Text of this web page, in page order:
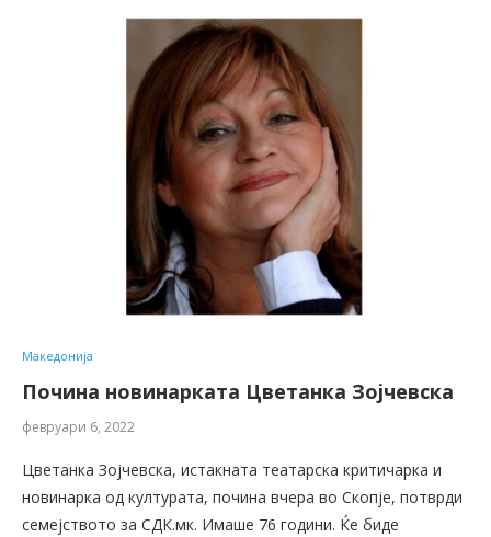
Македонија
Почина новинарката Цветанка Зојчевска
февруари 6, 2022
Цветанка Зојчевска, истакната театарска критичарка и
новинарка од културата, почина вчера во Скопје, потврди
семејството за СДК.мк. Имаше 76 години. Ќе биде